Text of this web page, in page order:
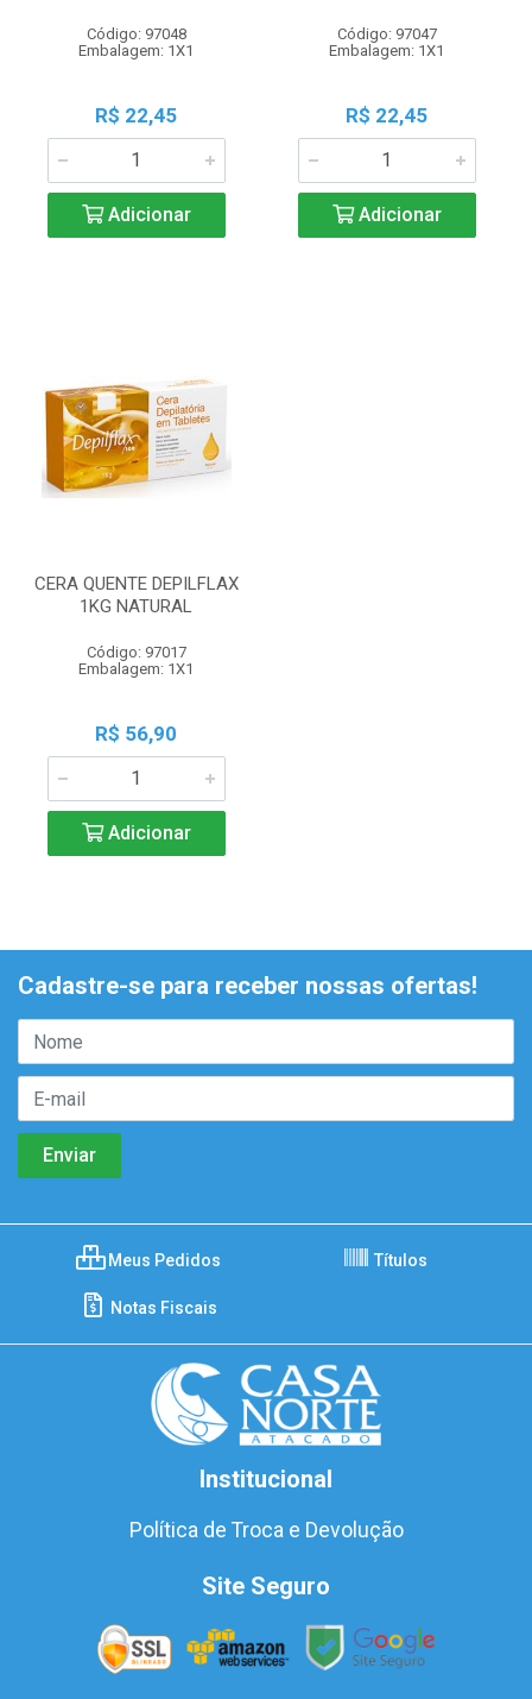
Código: 97048
Embalagem: 1X1
R$ 22,45
Adicionar
Código: 97047
Embalagem: 1X1
R$ 22,45
Adicionar
CERA QUENTE DEPILFLAX
1KG NATURAL
Código: 97017
Embalagem: 1X1
R$ 56,90
Adicionar
Cadastre-se para receber nossas ofertas!
Meus Pedidos Títulos
Notas Fiscais
Institucional
Política de Troca e Devolução
Site Seguro